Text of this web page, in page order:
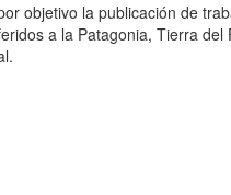
objetivo la publicación de
a la Patagonia, Tierra